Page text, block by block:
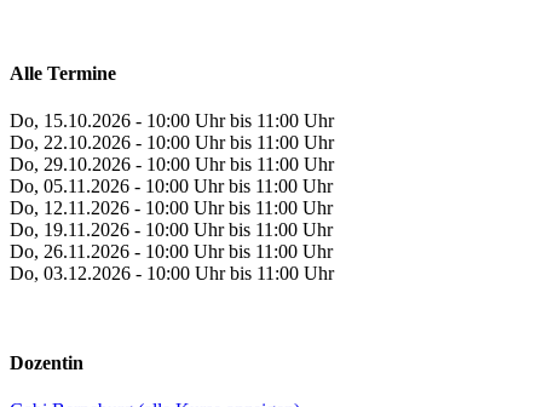
Alle Termine
Do, 15.10.2026 - 10:00 Uhr bis 11:00 Uhr
Do, 22.10.2026 - 10:00 Uhr bis 11:00 Uhr
Do, 29.10.2026 - 10:00 Uhr bis 11:00 Uhr
Do, 05.11.2026 - 10:00 Uhr bis 11:00 Uhr
Do, 12.11.2026 - 10:00 Uhr bis 11:00 Uhr
Do, 19.11.2026 - 10:00 Uhr bis 11:00 Uhr
Do, 26.11.2026 - 10:00 Uhr bis 11:00 Uhr
Do, 03.12.2026 - 10:00 Uhr bis 11:00 Uhr
Dozentin